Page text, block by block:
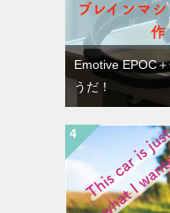
Emotive EPOC
うだ！